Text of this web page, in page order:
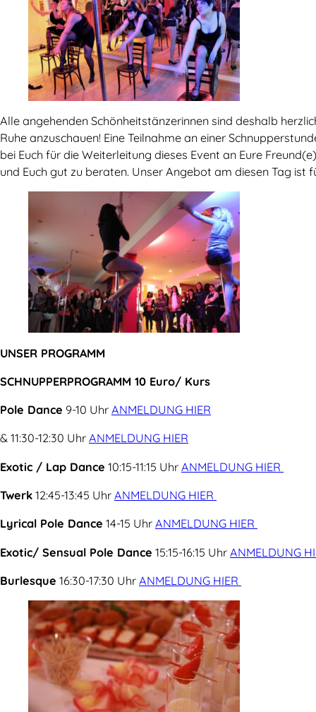
Alle angehenden Schönheitstänzerinnen sind deshalb
Ruhe anzuschauen! Eine Teilnahme an einer
bei Euch für die Weiterleitung dieses Event an Eure
und Euch gut zu beraten. Unser Angebot am diesen Tag ist
UNSER PROGRAMM
SCHNUPPERPROGRAMM 10 Euro/ Kurs
Pole Dance 9-10 Uhr ANMELDUNG HIER
& 11:30-12:30 Uhr ANMELDUNG HIER
Exotic / Lap Dance 10:15-11:15 Uhr ANMELDUNG HIER
Twerk 12:45-13:45 Uhr ANMELDUNG HIER
Lyrical Pole Dance 14-15 Uhr ANMELDUNG HIER
Exotic/ Sensual Pole Dance 15:15-16:15 Uhr ANMELDUNG
Burlesque 16:30-17:30 Uhr ANMELDUNG HIER